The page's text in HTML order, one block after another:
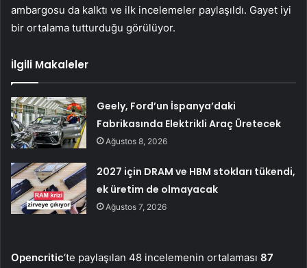
ambargosu da kalktı ve ilk incelemeler paylaşıldı. Gayet iyi
bir ortalama tutturduğu görülüyor.
İlgili Makaleler
Geely, Ford’un İspanya’daki
Fabrikasında Elektrikli Araç Üretecek
Ağustos 8, 2026
2027 için DRAM ve HBM stokları tükendi,
ek üretim de olmayacak
Ağustos 7, 2026
Opencritic‘te paylaşılan 48 incelemenin ortalaması 87